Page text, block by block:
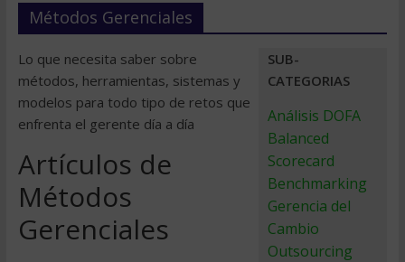
Métodos Gerenciales
SUB-
CATEGORIAS
Análisis DOFA
Balanced
Scorecard
Benchmarking
Gerencia del
Cambio
Outsourcing
Lo que necesita saber sobre
métodos, herramientas, sistemas y
modelos para todo tipo de retos que
enfrenta el gerente día a día
Artículos de
Métodos
Gerenciales